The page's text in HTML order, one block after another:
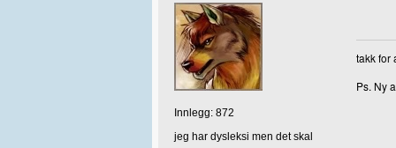
Innlegg: 872
jeg har dysleksi men det skal
takk for
Ps. Ny